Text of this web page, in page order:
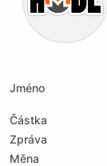
Jméno
Částka
Zpráva
Měna